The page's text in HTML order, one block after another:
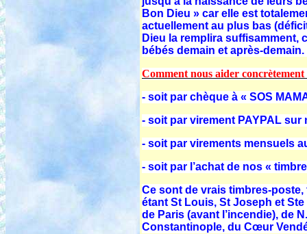
Bon Dieu » car elle est
actuellement au plus bas
Dieu la remplira suffisamment,
bébés demain et après-demain.
Comment nous aider concrètement
- soit par chèque à « SOS
- soit par virement PAYPAL
- soit par virements mensuels
- soit par l’achat de nos «
Ce sont de vrais timbres-
étant St Louis, St Joseph et
de Paris (avant l’incendie), de
Constantinople, du Cœur